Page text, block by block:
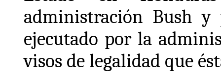
administración Bush y
ejecutado por la
visos de legalidad que